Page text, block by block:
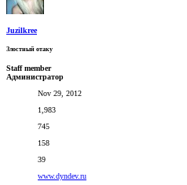
Juzilkree
Злостный отаку
Staff member
Администратор
Nov 29, 2012
1,983
745
158
39
www.dyndev.ru